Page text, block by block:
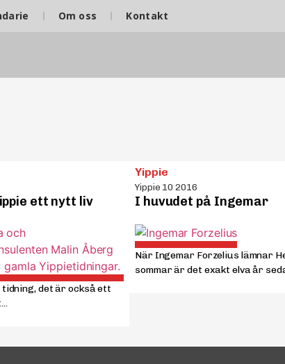
Om oss Kontakt
ett nytt liv
det är också ett
Yippie
Yippie 10 2016
I huvudet på Ingemar
När Ingemar Forzelius lämnar
sommar är det exakt elva år